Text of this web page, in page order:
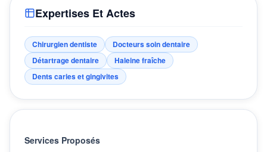
Expertises Et Actes
Chirurgien dentiste
Docteurs soin dentaire
Détartrage dentaire
Haleine fraîche
Dents caries et gingivites
Services Proposés